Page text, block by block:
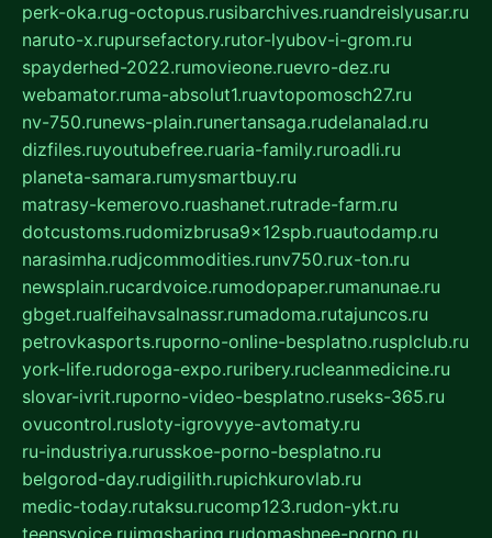
perk-oka.rug-octopus.rusibarchives.ruandreislyusar.ru
naruto-x.rupursefactory.rutor-lyubov-i-grom.ru
spayderhed-2022.rumovieone.ruevro-dez.ru
webamator.ruma-absolut1.ruavtopomosch27.ru
nv-750.runews-plain.runertansaga.rudelanalad.ru
dizfiles.ruyoutubefree.ruaria-family.ruroadli.ru
planeta-samara.rumysmartbuy.ru
matrasy-kemerovo.ruashanet.rutrade-farm.ru
dotcustoms.rudomizbrusa9x12spb.ruautodamp.ru
narasimha.rudjcommodities.runv750.rux-ton.ru
newsplain.rucardvoice.rumodopaper.rumanunae.ru
gbget.rualfeihavsalnassr.rumadoma.rutajuncos.ru
petrovkasports.ruporno-online-besplatno.rusplclub.ru
york-life.rudoroga-expo.ruribery.rucleanmedicine.ru
slovar-ivrit.ruporno-video-besplatno.ruseks-365.ru
ovucontrol.rusloty-igrovyye-avtomaty.ru
ru-industriya.rurusskoe-porno-besplatno.ru
belgorod-day.rudigilith.rupichkurovlab.ru
medic-today.rutaksu.rucomp123.rudon-ykt.ru